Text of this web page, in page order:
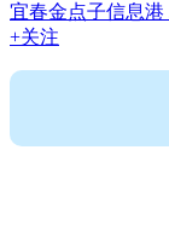
宜春金点子信息港
+关注